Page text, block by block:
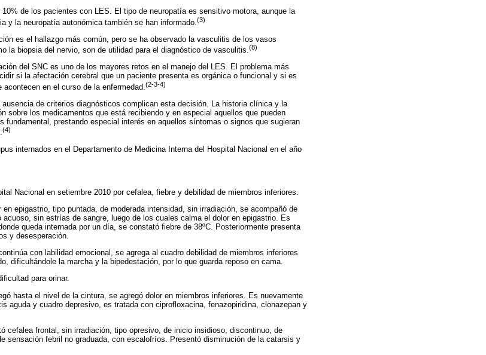
de los pacientes con LES. El tipo de neuropatía es sensitivo motora, aunque la
y la neuropatía autonómica también se han informado. (3)
es el hallazgo más común, pero se ha observado la vasculitis de los vasos
la biopsia del nervio, son de utilidad para el diagnóstico de vasculitis.(8)
del SNC es uno de los mayores retos en el manejo del LES. El problema más
si la afectación cerebral que un paciente presenta es orgánica o funcional y si es
en el curso de la enfermedad. (2-3-4)
ausencia de criterios diagnósticos complican esta decisión. La historia clínica y la
sobre los medicamentos que está recibiendo y en especial aquellos que pueden
fundamental, prestando especial interés en aquellos síntomas o signos que sugieran
(4)
internados en el Departamento de Medicina Interna del Hospital Nacional en el año
Nacional en setiembre 2010 por cefalea, fiebre y debilidad de miembros inferiores.
epigastrio, tipo puntada, de moderada intensidad, sin irradiación, se acompañó de
sin estrías de sangre, luego de los cuales calma el dolor en epigastrio. Es
queda internada por un día, se constató fiebre de 38ºC. Posteriormente presenta
y desesperación.
con labilidad emocional, se agrega al cuadro debilidad de miembros inferiores
dificultándole la marcha y la bipedestación, por lo que guarda reposo en cama.
para orinar.
hasta el nivel de la cintura, se agregó dolor en miembros inferiores. Es nuevamente
aguda y cuadro depresivo, es tratada con ciprofloxacina, fenazopiridina, clonazepan y
cefalea frontal, sin irradiación, tipo opresivo, de inicio insidioso, discontinuo, de
sensación febril no graduada, con escalofríos. Presentó disminución de la catarsis y